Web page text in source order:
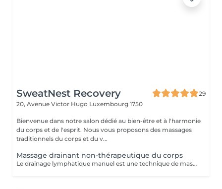
SweatNest Recovery
29
20, Avenue Victor Hugo Luxembourg 1750
Bienvenue dans notre salon dédié au bien-être et à l'harmonie
du corps et de l'esprit. Nous vous proposons des massages
traditionnels du corps et du v...
Massage drainant non-thérapeutique du corps
Le drainage lymphatique manuel est une technique de massage douce et précise, conçue pour stimuler la circulation de la lymphe, favoriser l'élimination des toxines et réduire la rétention d'eau. En activant le système lymphatique, ce soin aide à diminuer l'aspect de la cellulite, à remodeler la silhouette et à renforcer naturellement les défenses immunitaires. Le massage débute par des exercices respiratoires destinés à favoriser la circulation lymphatique dans l'ensemble du corps. Les manuvres, à la fois légères et dynamiques, apportent une sensation de légèreté immédiate tout en rééquilibrant les fluides corporels. Zones traitées : ventre, bras et jambes. Ce soin est particulièrement recommandé pour celles et ceux souhaitant détoxifier leur organisme, affiner leur corps et retrouver une sensation durable de bien-être.